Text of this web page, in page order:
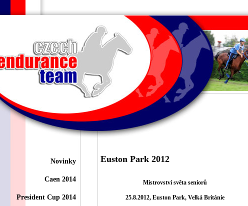
Novinky
Caen 2014
President Cup 2014
Euston Park 2012
Mistrovství světa seniorů
25.8.2012, Euston Park, Velká Británie